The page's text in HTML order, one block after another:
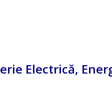
Electrică,